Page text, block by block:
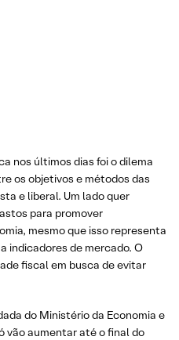
nos últimos dias foi o dilema
os objetivos e métodos das
e liberal. Um lado quer
para promover
mesmo que isso representa
indicadores de mercado. O
fiscal em busca de evitar
do Ministério da Economia e
vão aumentar até o final do